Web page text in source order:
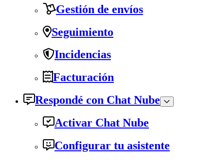
Gestión de envíos
Seguimiento
Incidencias
Facturación
Respondé con Chat Nube
Activar Chat Nube
Configurar tu asistente